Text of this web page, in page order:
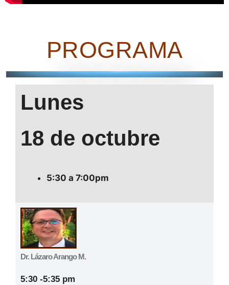
PROGRAMA
Lunes
18 de octubre
5:30 a 7:00pm
Dr. Lázaro Arango M.
5:30 -5:35 pm